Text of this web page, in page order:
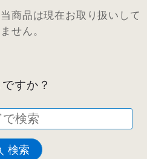
商品は現在お取り扱いして
せん。
すか？
検索